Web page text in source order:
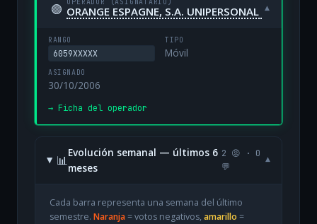
🟢 ORANGE ESPAGNE, S.A. UNIPERSONAL ▾
RANGO
6059XXXXX
TIPO
Móvil
ASIGNADO
30/10/2006
→ Ficha del operador
📊
Evolución semanal — últimos 6
meses
2 😡 · 0
💬
▾
Cada barra representa una semana del último
semestre. Naranja= votos negativos, amarillo =